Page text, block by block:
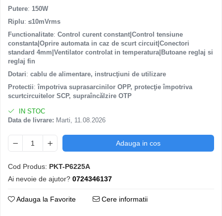
Putere: 150W
Riplu: ≤10mVrms
Functionalitate: Control curent constant|Control tensiune
constanta|Oprire automata in caz de scurt circuit|Conectori
standard 4mm|Ventilator controlat in temperatura|Butoane reglaj si
reglaj fin
Dotari: cablu de alimentare, instrucţiuni de utilizare
Protectii:împotriva suprasarcinilor OPP, protecţie împotriva
scurtcircuitelor SCP, supraîncălzire OTP
IN STOC
Data de livrare: Marti, 11.08.2026
Adauga in cos
Cod Produs: PKT-P6225A
Ai nevoie de ajutor? 0724346137
Adauga la Favorite Cere informatii